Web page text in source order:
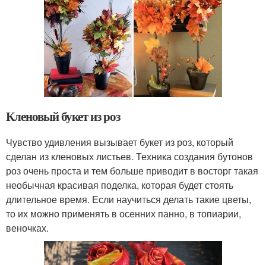
Кленовый букет из роз
Чувство удивления вызывает букет из роз, который
сделан из кленовых листьев. Техника создания бутонов
роз очень проста и тем больше приводит в восторг такая
необычная красивая поделка, которая будет стоять
длительное время. Если научиться делать такие цветы,
то их можно применять в осенних панно, в топиарии,
веночках.